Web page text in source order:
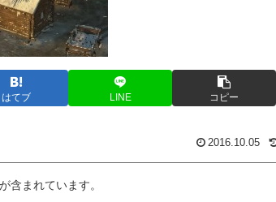
はてブ LINE コピー
2016.10.05
含まれています。